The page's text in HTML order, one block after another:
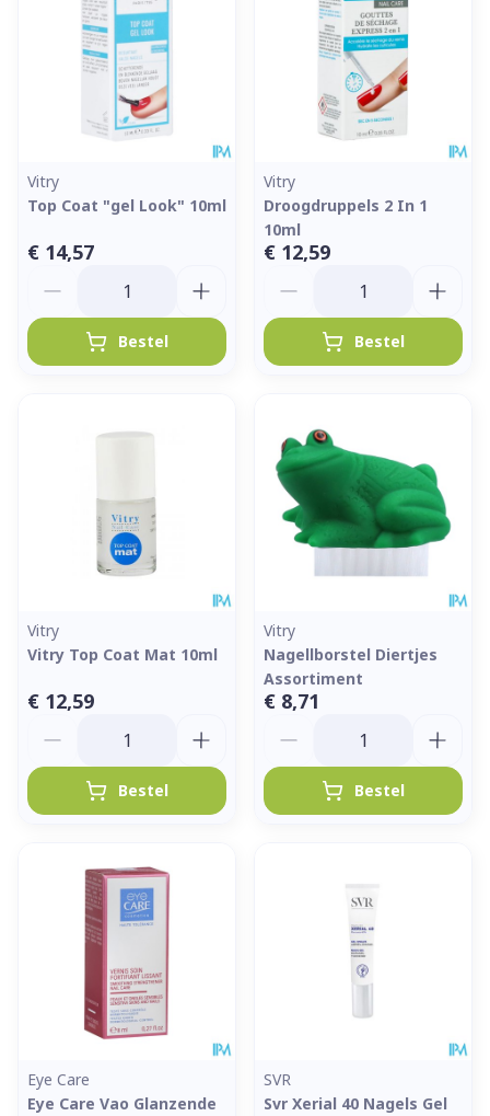
Vitry
Top Coat "gel Look" 10ml
€ 14,57
Bestel
Vitry
Droogdruppels 2 In 1
10ml
€ 12,59
Bestel
Vitry
Vitry Top Coat Mat 10ml
€ 12,59
Bestel
Vitry
Nagellborstel Diertjes
Assortiment
€ 8,71
Bestel
Eye Care
Eye Care Vao Glanzende
SVR
Svr Xerial 40 Nagels Gel